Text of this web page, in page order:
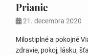
Prianie
21. decembra 2020
Milostiplné a pokojné
zdravie, pokoj, lásku,